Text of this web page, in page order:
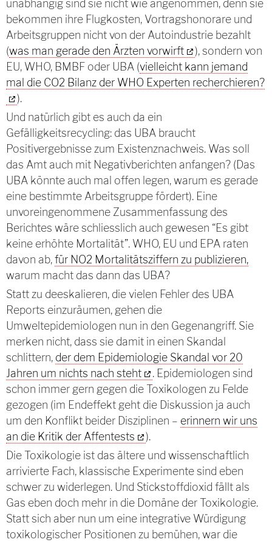
unabhängig sind sie nicht wie angenommen, denn sie
bekommen ihre Flugkosten, Vortragshonorare und
Arbeitsgruppen nicht von der Autoindustrie bezahlt
(was man gerade den Ärzten vorwirft
), sondern von
EU, WHO, BMBF oder UBA (vielleicht kann jemand
mal die CO2 Bilanz der WHO Experten recherchieren?
).
Und natürlich gibt es auch da ein
Gefälligkeitsrecycling: das UBA braucht
Positivergebnisse zum Existenznachweis. Was soll
das Amt auch mit Negativberichten anfangen? (Das
UBA könnte auch mal offen legen, warum es gerade
eine bestimmte Arbeitsgruppe fördert). Eine
unvoreingenommene Zusammenfassung des
Berichtes wäre schliesslich auch gewesen “Es gibt
keine erhöhte Mortalität”. WHO, EU und EPA raten
davon ab,für NO2 Mortalitätsziffern zu publizieren,
warum macht das dann das UBA?
Statt zu deeskalieren, die vielen Fehler des UBA
Reports einzuräumen, gehen die
Umweltepidemiologen nun in den Gegenangriff. Sie
merken nicht, dass sie damit in einen Skandal
schlittern, der dem Epidemiologie Skandal vor 20
Jahren um nichts nach steht
. Epidemiologen sind
schon immer gern gegen die Toxikologen zu Felde
gezogen (im Endeffekt geht die Diskussion ja auch
um den Konflikt beider Disziplinen – erinnern wir uns
an die Kritik der Affentests
).
Die Toxikologie ist das ältere und wissenschaftlich
arrivierte Fach, klassische Experimente sind eben
schwer zu widerlegen. Und Stickstoffdioxid fällt als
Gas eben doch mehr in die Domäne der Toxikologie.
Statt sich aber nun um eine integrative Würdigung
toxikologischer Positionen zu bemühen, war die